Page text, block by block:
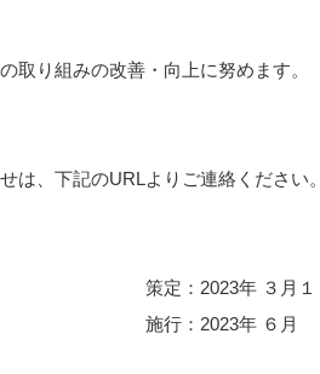
り組みの改善・向上に努めます。
、下記のURLよりご連絡ください。
３月１２
６月 １